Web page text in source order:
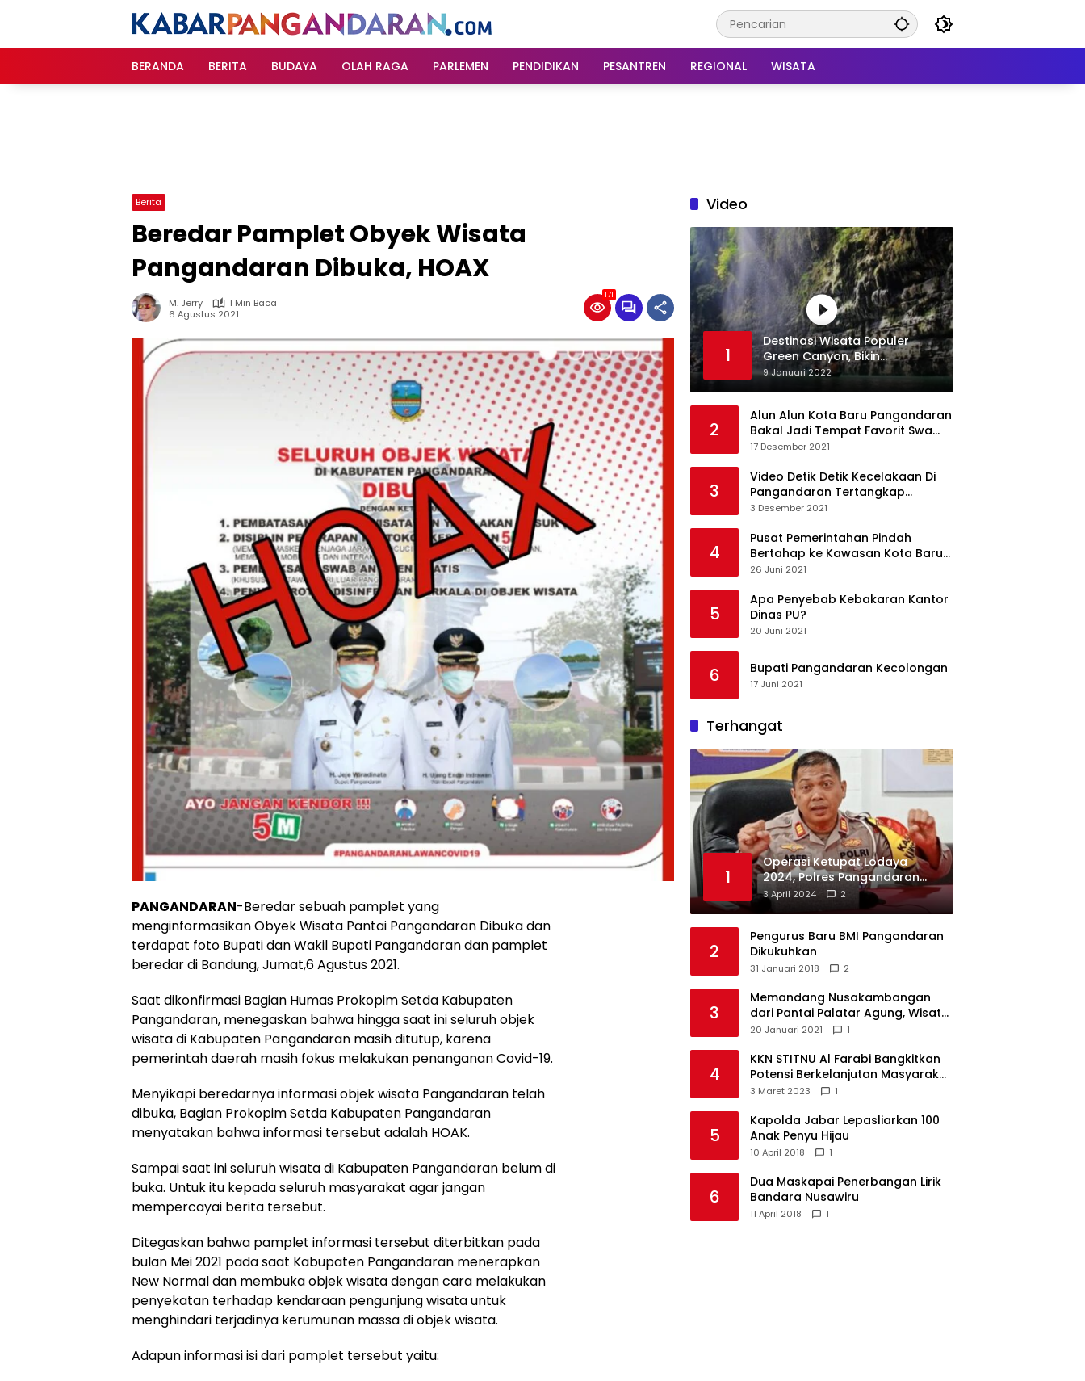
BERANDA
BERITA BUDAYA OLAH RAGA PARLEMEN PENDIDIKAN PESANTREN REGIONAL WISATA
Berita
Beredar Pamplet Obyek Wisata
Pangandaran Dibuka, HOAX
M. Jerry
1 Min Baca
6 Agustus 2021
171
PANGANDARAN-Beredar sebuah pamplet yang
menginformasikan Obyek Wisata Pantai Pangandaran Dibuka dan
terdapat foto Bupati dan Wakil Bupati Pangandaran dan pamplet
beredar di Bandung, Jumat,6 Agustus 2021.
Saat dikonfirmasi Bagian Humas Prokopim Setda Kabupaten
Pangandaran, menegaskan bahwa hingga saat ini seluruh objek
wisata di Kabupaten Pangandaran masih ditutup, karena
pemerintah daerah masih fokus melakukan penanganan Covid-19.
Menyikapi beredarnya informasi objek wisata Pangandaran telah
dibuka, Bagian Prokopim Setda Kabupaten Pangandaran
menyatakan bahwa informasi tersebut adalah HOAK.
Sampai saat ini seluruh wisata di Kabupaten Pangandaran belum di
buka. Untuk itu kepada seluruh masyarakat agar jangan
mempercayai berita tersebut.
Ditegaskan bahwa pamplet informasi tersebut diterbitkan pada
bulan Mei 2021 pada saat Kabupaten Pangandaran menerapkan
New Normal dan membuka objek wisata dengan cara melakukan
penyekatan terhadap kendaraan pengunjung wisata untuk
menghindari terjadinya kerumunan massa di objek wisata.
Adapun informasi isi dari pamplet tersebut yaitu:
Video
1
Destinasi Wisata Populer
Green Canyon, Bikin
Ketagihan Wisatawan
9 Januari 2022
2
Alun Alun Kota Baru Pangandaran
Bakal Jadi Tempat Favorit Swa
Foto Selfie
17 Desember 2021
3
Video Detik Detik Kecelakaan Di
Pangandaran Tertangkap
Kamera Handphone
3 Desember 2021
4
Pusat Pemerintahan Pindah
Bertahap ke Kawasan Kota Baru
Pangandaran
26 Juni 2021
5
Apa Penyebab Kebakaran Kantor
Dinas PU?
20 Juni 2021
6 Bupati Pangandaran Kecolongan
17 Juni 2021
Terhangat
1
Operasi Ketupat Lodaya
2024, Polres Pangandaran
Dirikan 12 Pos Pengamanan
3 April 2024 2
2
Pengurus Baru BMI Pangandaran
Dikukuhkan
31 Januari 2018 2
3
Memandang Nusakambangan
dari Pantai Palatar Agung, Wisata
Alternatif Masa Pandemi
20 Januari 2021 1
4
KKN STITNU Al Farabi Bangkitkan
Potensi Berkelanjutan Masyarakat
Kecamatan Langkaplancar
3 Maret 2023 1
5
Kapolda Jabar Lepasliarkan 100
Anak Penyu Hijau
10 April 2018 1
6
Dua Maskapai Penerbangan Lirik
Bandara Nusawiru
11 April 2018 1